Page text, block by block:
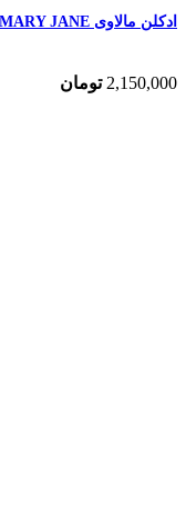
ادکلن مالاوی MALAVI MARY JANE
2,150,000 تومان